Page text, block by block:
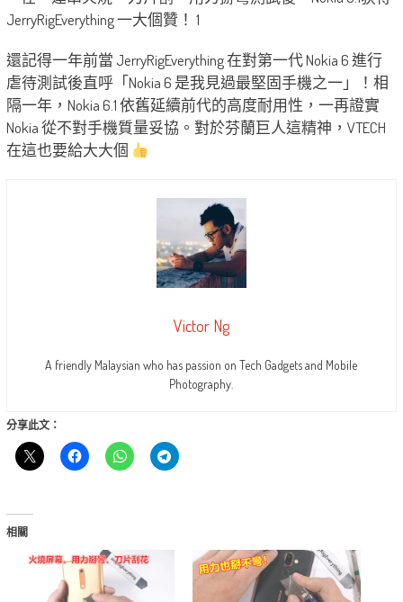
還記得一年前當 JerryRigEverything 在對第一代 Nokia 6 進行
虐待測試後直呼「Nokia 6 是我見過最堅固手機之一」！相
隔一年，Nokia 6.1 依舊延續前代的高度耐用性，一再證實
Nokia 從不對手機質量妥協。對於芬蘭巨人這精神，VTECH
在這也要給大大個
Victor Ng
A friendly Malaysian who has passion on Tech Gadgets and Mobile
Photography.
分享此文：
相關